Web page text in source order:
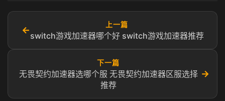
←
上一篇
switch游戏加速器哪个好 switch游戏加速器推荐
下一篇
无畏契约加速器选哪个服 无畏契约加速器区服选择
推荐
→